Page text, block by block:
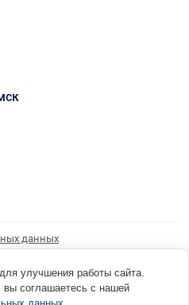
данных
г. Томск, ул. Шевченко, 44 ст. 46, (3822) 52-34-
улучшения работы сайта.
вы соглашаетесь с нашей